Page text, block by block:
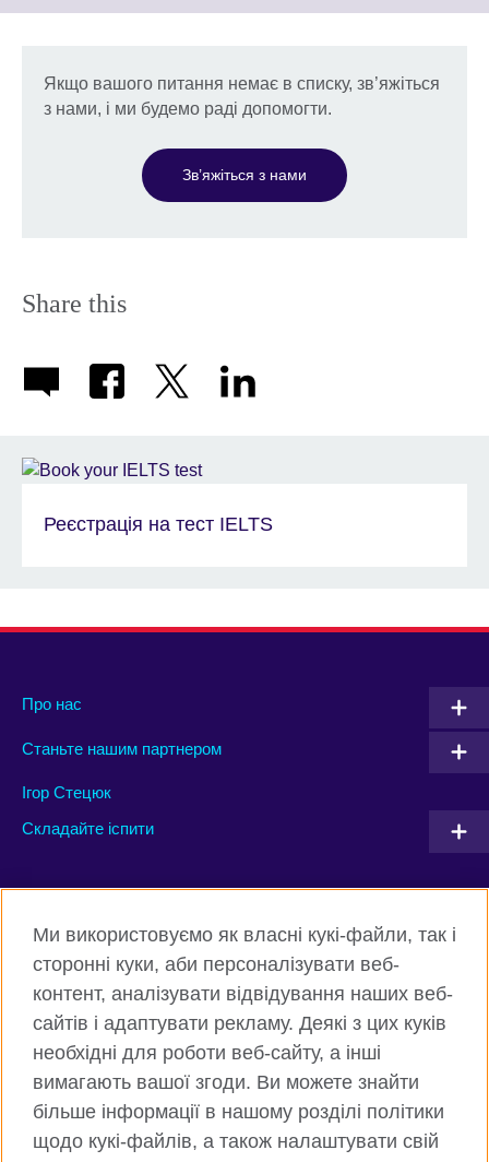
information
Якщо вашого питання немає в списку, зв’яжіться
з нами, і ми будемо раді допомогти.
Зв’яжіться з нами
Share this
Реєстрація на тест IELTS
Про нас
Станьте нашим партнером
Ігор Стецюк
Складайте іспити
Connect with us
Facebook Twitter
Instagram Flickr
TikTok YouTube
Всесвітня Британська Рада
Ми використовуємо як власні кукі-файли, так і
сторонні куки, аби персоналізувати веб-
контент, аналізувати відвідування наших веб-
сайтів і адаптувати рекламу. Деякі з цих куків
необхідні для роботи веб-сайту, а інші
вимагають вашої згоди. Ви можете знайти
більше інформації в нашому розділі політики
щодо кукі-файлів, а також налаштувати свій